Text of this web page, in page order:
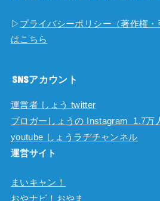
▷ プライバシーポリシー（著作権・
はこちら
SNSアカウント
運営者 しょう twitter
ブロガーしょうの Instagram 1.7万
youtube しょうラヂチャンネル
運営サイト
まいキャン！
おやナビ！おやま